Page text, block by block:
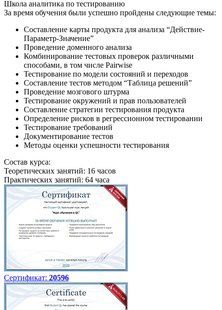
Школа аналитика по тестированию
За время обучения были успешно пройдены следующие темы:
Составление карты продукта для анализа “Действие-
Параметр-Значение”
Проведение доменного анализа
Комбинирование тестовых проверок различными
способами, в том числе Pairwise
Тестирование по модели состояний и переходов
Составление тестов методом “Таблица решений”
Проведение мозгового штурма
Тестирование окружений и прав пользователей
Составление стратегии тестирования продукта
Определение рисков в регрессионном тестировании
Тестирование требований
Документирование тестов
Методы оценки успешности тестирования
Состав курса:
Теоретических занятий: 16 часов
Практических занятий: 64 часа
Сертификат: 20596